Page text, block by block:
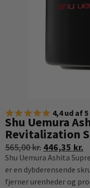
4,4 ud af
Shu Uemura
Revitalization
565,00kr. 446,35 kr.
Shu Uemura Ashita
er en dybderensende
fjerner urenheder og